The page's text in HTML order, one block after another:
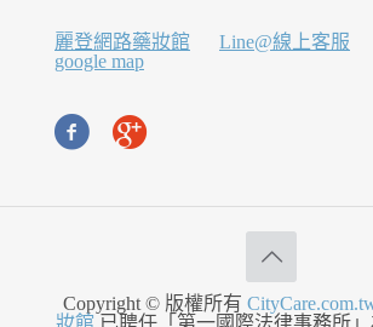
麗登網路藥妝館 Line@線上客服
google map
Copyright © 版權所有
妝館 已聘任「第一國際法律事務所